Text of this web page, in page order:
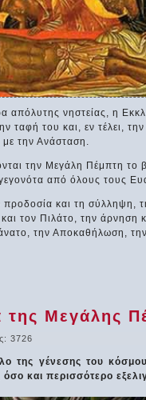
νηστείας, η
ταφή του και, εν τέλει,
την Ανάσταση.
την Μεγάλη Πέμπτη
από όλους τους
και τη σύλληψη,
τον Πιλάτο, την
την Αποκαθήλωση, την
της Μεγάλης
3726
της γένεσης του
και περισσότερο